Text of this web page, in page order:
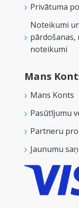
Privātuma
Noteikumi
pārdošanas,
noteikumi
Mans
Mans Konts
Pasūtījumu
Partneru
Jaunumu